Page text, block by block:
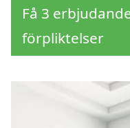
Få 3
förpliktelser